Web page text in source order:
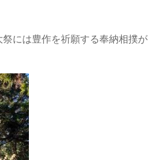
には豊作を祈願する奉納相撲が